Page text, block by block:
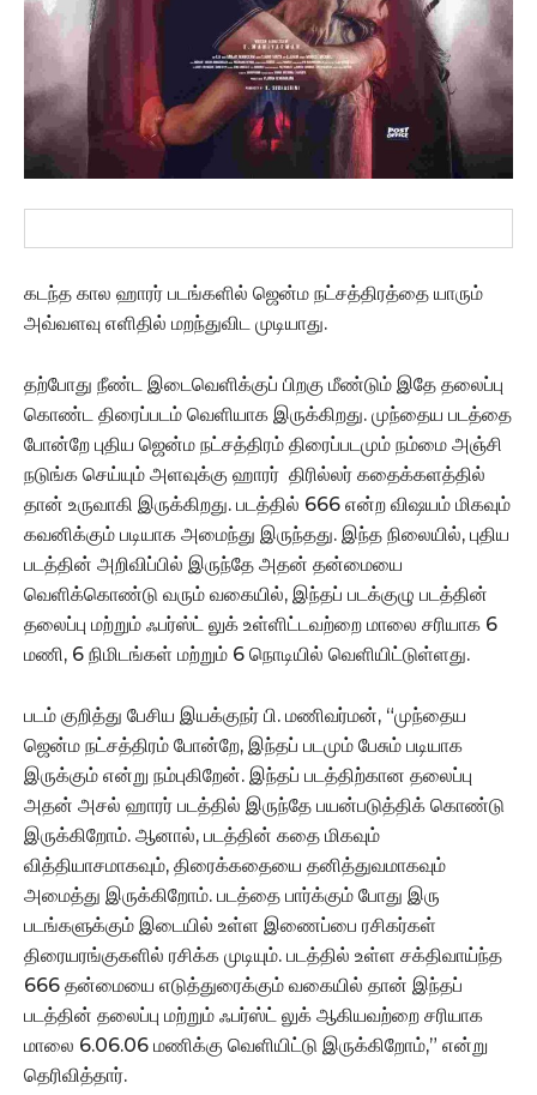
கடந்த கால ஹாரர் படங்களில் ஜென்ம நட்சத்திரத்தை யாரும்
அவ்வளவு எளிதில் மறந்துவிட முடியாது.
தற்போது நீண்ட இடைவெளிக்குப் பிறகு மீண்டும் இதே தலைப்பு
கொண்ட திரைப்படம் வெளியாக இருக்கிறது. முந்தைய படத்தை
போன்றே புதிய ஜென்ம நட்சத்திரம் திரைப்படமும் நம்மை அஞ்சி
நடுங்க செய்யும் அளவுக்கு ஹாரர் திரில்லர் கதைக்களத்தில்
தான் உருவாகி இருக்கிறது. படத்தில் 666 என்ற விஷயம் மிகவும்
கவனிக்கும் படியாக அமைந்து இருந்தது. இந்த நிலையில், புதிய
படத்தின் அறிவிப்பில் இருந்தே அதன் தன்மையை
வெளிக்கொண்டு வரும் வகையில், இந்தப் படக்குழு படத்தின்
தலைப்பு மற்றும் ஃபர்ஸ்ட் லுக் உள்ளிட்டவற்றை மாலை சரியாக 6
மணி, 6 நிமிடங்கள் மற்றும் 6 நொடியில் வெளியிட்டுள்ளது.
படம் குறித்து பேசிய இயக்குநர் பி. மணிவர்மன், “முந்தைய
ஜென்ம நட்சத்திரம் போன்றே, இந்தப் படமும் பேசும் படியாக
இருக்கும் என்று நம்புகிறேன். இந்தப் படத்திற்கான தலைப்பு
அதன் அசல் ஹாரர் படத்தில் இருந்தே பயன்படுத்திக் கொண்டு
இருக்கிறோம். ஆனால், படத்தின் கதை மிகவும்
வித்தியாசமாகவும், திரைக்கதையை தனித்துவமாகவும்
அமைத்து இருக்கிறோம். படத்தை பார்க்கும் போது இரு
படங்களுக்கும் இடையில் உள்ள இணைப்பை ரசிகர்கள்
திரையரங்குகளில் ரசிக்க முடியும். படத்தில் உள்ள சக்திவாய்ந்த
666 தன்மையை எடுத்துரைக்கும் வகையில் தான் இந்தப்
படத்தின் தலைப்பு மற்றும் ஃபர்ஸ்ட் லுக் ஆகியவற்றை சரியாக
மாலை 6.06.06 மணிக்கு வெளியிட்டு இருக்கிறோம்,” என்று
தெரிவித்தார்.